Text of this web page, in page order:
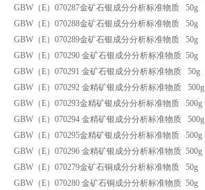
GBW（E）070287金矿石银成分分析标准物质 50g
GBW（E）070288金矿石银成分分析标准物质 50g
GBW（E）070289金矿石银成分分析标准物质 50g
GBW（E）070290 金矿石银成分分析标准物质 50g
GBW（E）070291 金矿石银成分分析标准物质 50g
GBW（E）070292 金精矿银成分分析标准物质 500g
GBW（E）070293金精矿银成分分析标准物质 500g
GBW（E）070294 金精矿银成分分析标准物质 500g
GBW（E）070295金精矿银成分分析标准物质 500g
GBW（E）070296 金精矿银成分分析标准物质 500g
GBW（E）070279金矿石铜成分分析标准物质 50g
GBW（E）070280 金矿石铜成分分析标准物质 50g